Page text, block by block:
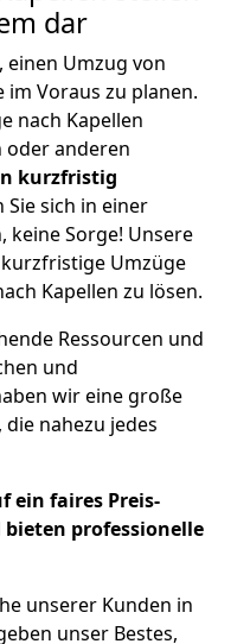
dar
einen Umzug von
im Voraus zu planen.
nach Kapellen
oder anderen
kurzfristig
Sie sich in einer
keine Sorge! Unsere
Umzüge
Kapellen zu lösen.
Ressourcen und
und
wir eine große
nahezu jedes
ein faires Preis-
professionelle
unserer Kunden in
unser Bestes,